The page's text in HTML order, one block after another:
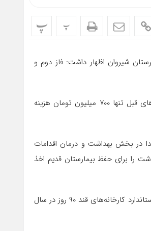
پ پ
شیروان اظهار داشت: فاز دوم و
رئیس کمیسیون اجتماعی مجلس شورای اسلامی گفت: بیمارستان آیت‌الله هاشمی در دولت‌های قبل تنها ۷۰۰ میلیون تومان هزینه
خدا در بخش بهداشت و درمان اقدامات
را برای حفظ بیمارستان قدیم اخذ
عزیزی بابیان اینکه مجوز جذب ۶۰ هزار تن شکر خام را گرفته‌ایم افزود: متوسط میانگین کارکرد استاندارد کارخانه‌های قند ۹۰ روز در سال